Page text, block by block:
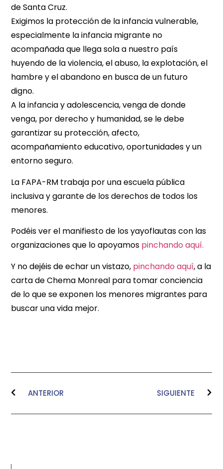
de Santa Cruz.
Exigimos la protección de la infancia vulnerable,
especialmente la infancia migrante no
acompañada que llega sola a nuestro país
huyendo de la violencia, el abuso, la explotación, el
hambre y el abandono en busca de un futuro
digno.
A la infancia y adolescencia, venga de donde
venga, por derecho y humanidad, se le debe
garantizar su protección, afecto,
acompañamiento educativo, oportunidades y un
entorno seguro.
La FAPA-RM trabaja por una escuela pública
inclusiva y garante de los derechos de todos los
menores.
Podéis ver el manifiesto de los yayoflautas con las
organizaciones que lo apoyamos pinchando aquí.
Y no dejéis de echar un vistazo, pinchando aquí, a la
carta de Chema Monreal para tomar conciencia
de lo que se exponen los menores migrantes para
buscar una vida mejor.
ANTERIOR SIGUIENTE